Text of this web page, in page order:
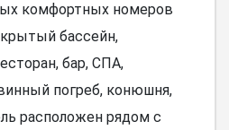
комфортных номеров
бассейн,
бар, СПА,
погреб, конюшня,
расположен рядом с